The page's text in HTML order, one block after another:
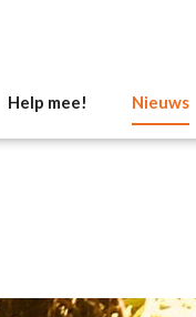
Help mee! Nieuws